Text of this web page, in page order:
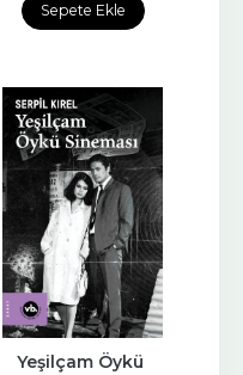
Sepete Ekle
Yeşilçam Öykü